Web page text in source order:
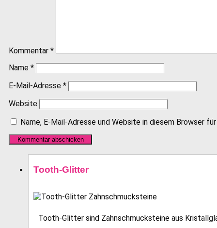
Kommentar *
Name *
E-Mail-Adresse *
Website
Name, E-Mail-Adresse und Website in diesem Browser
Tooth-Glitter
Tooth-Glitter sind Zahnschmucksteine aus